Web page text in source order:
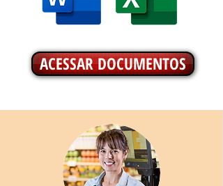
ACESSAR DOCUMENTOS